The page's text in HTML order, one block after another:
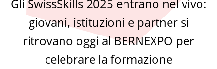
Gli SwissSkills 2025 entrano nel vivo:
giovani, istituzioni e partner si
ritrovano oggi al BERNEXPO per
celebrare la formazione